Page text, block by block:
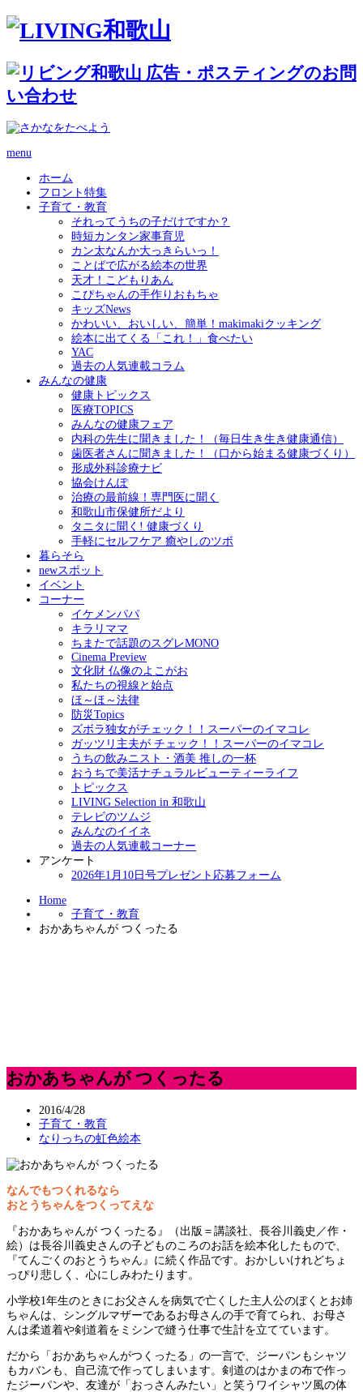
menu
ホーム
フロント特集
子育て・教育
それってうちの子だけですか？
時短カンタン家事育児
カン太なんか大っきらいっ！
ことばで広がる絵本の世界
天才！こどもりあん
こぴちゃんの手作りおもちゃ
キッズNews
かわいい、おいしい、簡単！makimakiクッキング
絵本に出てくる「これ！」食べたい
YAC
過去の人気連載コラム
みんなの健康
健康トピックス
医療TOPICS
みんなの健康フェア
内科の先生に聞きました！（毎日生き生き健康通信）
歯医者さんに聞きました！（口から始まる健康づくり）
形成外科診療ナビ
協会けんぽ
治療の最前線！専門医に聞く
和歌山市保健所だより
タニタに聞く! 健康づくり
手軽にセルフケア 癒やしのツボ
暮らそら
newスポット
イベント
コーナー
イケメンパパ
キラリママ
ちまたで話題のスグレMONO
Cinema Preview
文化財 仏像のよこがお
私たちの視線と始点
ほ～ほ～法律
防災Topics
ズボラ独女がチェック！！スーパーのイマコレ
ガッツリ主夫が チェック！！スーパーのイマコレ
うちの飲みニスト・酒美 推しの一杯
おうちで美活ナチュラルビューティーライフ
トピックス
LIVING Selection in 和歌山
テレビのツムジ
みんなのイイネ
過去の人気連載コーナー
アンケート
2026年1月10日号プレゼント応募フォーム
Home
子育て・教育
おかあちゃんが つくったる
おかあちゃんが つくったる
2016/4/28
子育て・教育
なりっちの虹色絵本
なんでもつくれるなら
おとうちゃんをつくってえな
『おかあちゃんが つくったる』（出版＝講談社、長谷川義史／作・
絵）は長谷川義史さんの子どものころのお話を絵本化したもので、
『てんごくのおとうちゃん』に続く作品です。おかしいけれどちょ
っぴり悲しく、心にしみわたります。
小学校1年生のときにお父さんを病気で亡くした主人公のぼくとお姉
ちゃんは、シングルマザーであるお母さんの手で育てられ、お母さ
んは柔道着や剣道着をミシンで縫う仕事で生計を立てています。
だから「おかあちゃんがつくったる」の一言で、ジーパンもシャツ
もカバンも、自己流で作ってしまいます。剣道のはかまの布で作っ
たジーパンや、友達が「おっさんみたい」と笑うワイシャツ風の体